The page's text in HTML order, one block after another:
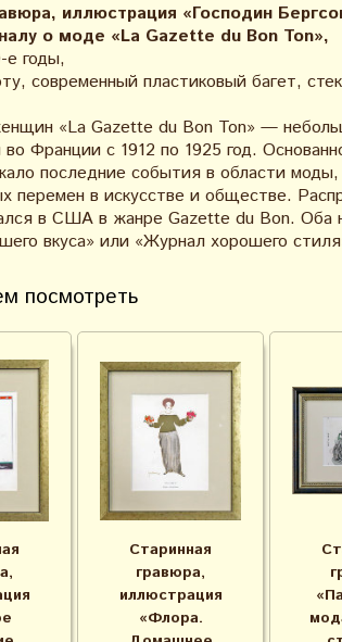
иллюстрация «Господин
о моде «La Gazette du Bon Ton»,
е годы,
современный пластиковый багет,
«La Gazette du Bon Ton» —
Франции с 1912 по 1925 год.
последние события в области
перемен в искусстве и обществе.
в США в жанре Gazette du Bon. Оба
вкуса» или «Журнал хорошего
посмотреть
Старинная
гравюра,
иллюстрация
«Флора.